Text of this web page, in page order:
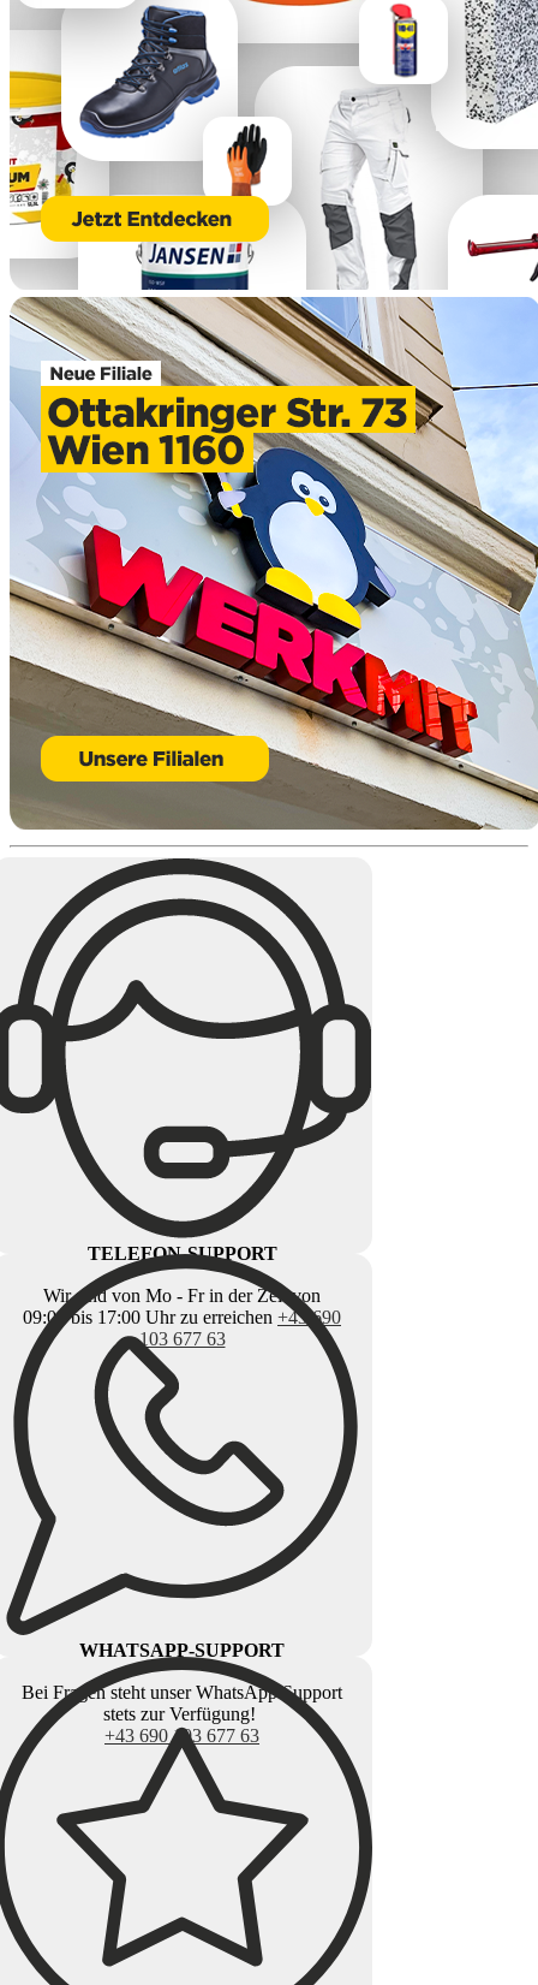
TELEFON-SUPPORT
Wir sind von Mo - Fr in der Zeit von
09:00 bis 17:00 Uhr zu erreichen +43 690
103 677 63
WHATSAPP-SUPPORT
Bei Fragen steht unser WhatsApp Support
stets zur Verfügung!
+43 690 103 677 63